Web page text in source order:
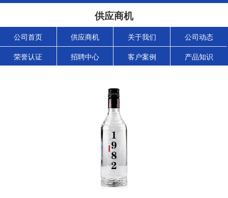
供应商机
公司首页 供应商机 关于我们 公司动态
荣誉认证 招聘中心 客户案例 产品知识